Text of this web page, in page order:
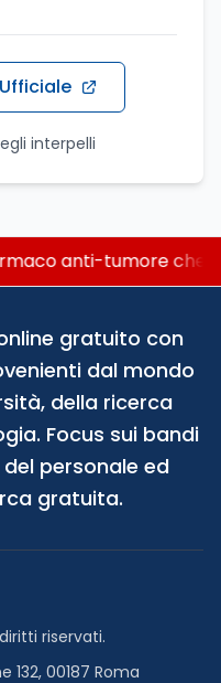
interpelli
anti-tumore che
gratuito con
dal mondo
della ricerca
Focus sui bandi
personale ed
gratuita.
riservati.
132, 00187 Roma